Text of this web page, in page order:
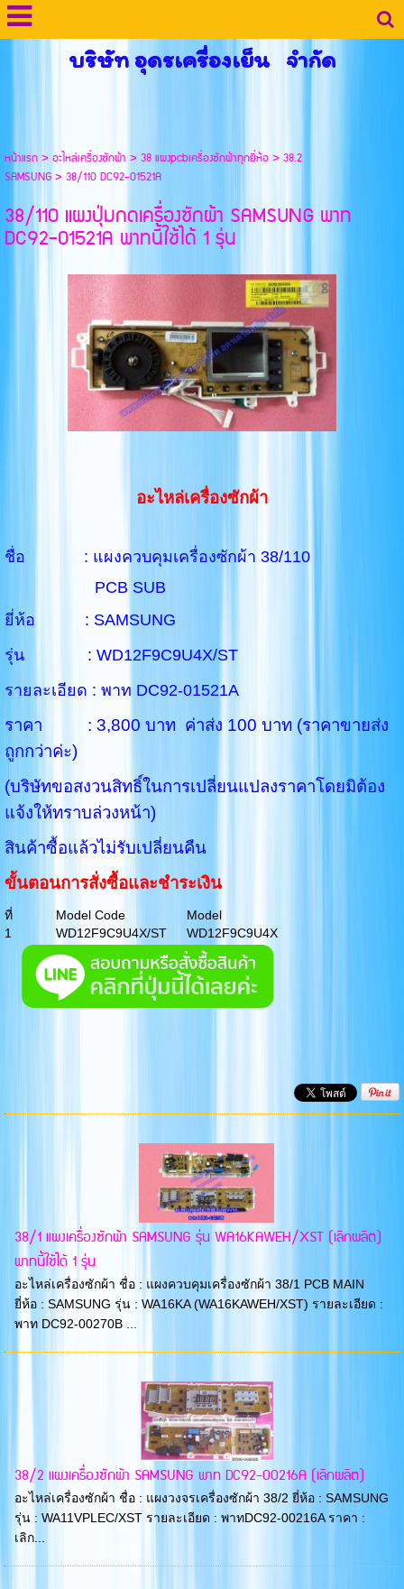
บริษัท อุดรเครื่องเย็น จำกัด
หน้าแรก>อะไหล่เครื่องซักผ้า > 38 แผงpcbเครื่องซักผ้าทุกยี่ห้อ>38.2
SAMSUNG>38/110 DC92-01521A
38/110 แผงปุ่มกดเครื่องซักผ้า SAMSUNG พาท
DC92-01521A พาทนี้ใช้ได้ 1 รุ่น
อะไหล่เครื่องซักผ้า
ชื่อ : แผงควบคุมเครื่องซักผ้า 38/110
PCB SUB
ยี่ห้อ : SAMSUNG
รุ่น : WD12F9C9U4X/ST
รายละเอียด : พาท DC92-01521A
ราคา : 3,800 บาท ค่าส่ง 100 บาท (ราคาขายส่ง
ถูกกว่าค่ะ)
(บริษัทขอสงวนสิทธิ์ในการเปลี่ยนแปลงราคาโดยมิต้อง
แจ้งให้ทราบล่วงหน้า)
สินค้าซื้อแล้วไม่รับเปลี่ยนคืน
ขั้นตอนการสั่งซื้อและชำระเงิน
ที่ Model Code
Model
1
WD12F9C9U4X/ST WD12F9C9U4X
38/1 แผงเครื่องซักผ้า SAMSUNG รุ่น WA16KAWEH/XST (เลิกผลิต)
พาทนี้ใช้ได้ 1 รุ่น
อะไหล่เครื่องซักผ้า ชื่อ : แผงควบคุมเครื่องซักผ้า 38/1 PCB MAIN
ยี่ห้อ : SAMSUNG รุ่น : WA16KA (WA16KAWEH/XST) รายละเอียด :
พาท DC92-00270B ...
38/2 แผงเครื่องซักผ้า SAMSUNG พาท DC92-00216A (เลิกผลิต)
อะไหล่เครื่องซักผ้า ชื่อ : แผงวงจรเครื่องซักผ้า 38/2 ยี่ห้อ : SAMSUNG
รุ่น : WA11VPLEC/XST รายละเอียด : พาทDC92-00216A ราคา :
เลิก...